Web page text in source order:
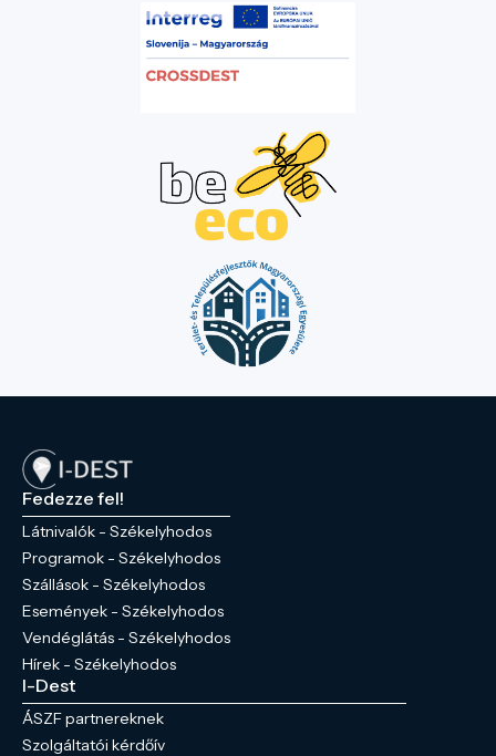
Fedezze fel!
Látnivalók - Székelyhodos
Programok - Székelyhodos
Szállások - Székelyhodos
Események - Székelyhodos
Vendéglátás - Székelyhodos
Hírek - Székelyhodos
I-Dest
ÁSZF partnereknek
Szolgáltatói kérdőív